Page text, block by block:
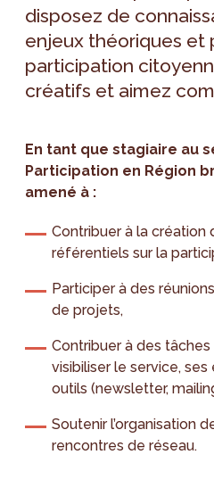
disposez de
enjeux théoriques et
participation
créatifs et aimez
En tant que stagiaire au
Participation en Région
amené à :
Contribuer à la création
référentiels sur la
Participer à des
de projets,
Contribuer à des
visibiliser le service,
outils (newsletter,
Soutenir l’organisation
rencontres de réseau.